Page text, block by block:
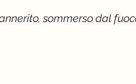
sommerso dal